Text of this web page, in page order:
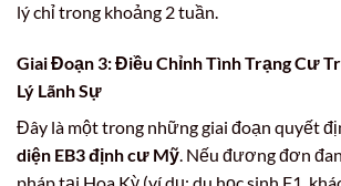
lý chỉ trong khoảng 2 tuần.
Giai Đoạn 3: Điều Chỉnh Tình Trạng Cư
Lý Lãnh Sự
Đây là một trong những giai đoạn quyết
diện EB3 định cư Mỹ. Nếu đương đơn